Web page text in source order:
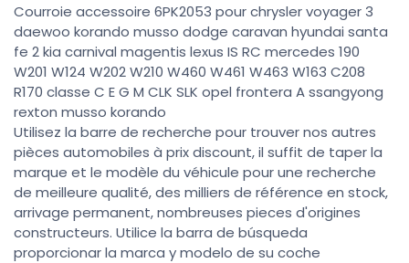
Courroie accessoire 6PK2053 pour chrysler voyager 3
daewoo korando musso dodge caravan hyundai santa
fe 2 kia carnival magentis lexus IS RC mercedes 190
W201 W124 W202 W210 W460 W461 W463 W163 C208
R170 classe C E G M CLK SLK opel frontera A ssangyong
rexton musso korando
Utilisez la barre de recherche pour trouver nos autres
pièces automobiles à prix discount, il suffit de taper la
marque et le modèle du véhicule pour une recherche
de meilleure qualité, des milliers de référence en stock,
arrivage permanent, nombreuses pieces d'origines
constructeurs. Utilice la barra de búsqueda
proporcionar la marca y modelo de su coche